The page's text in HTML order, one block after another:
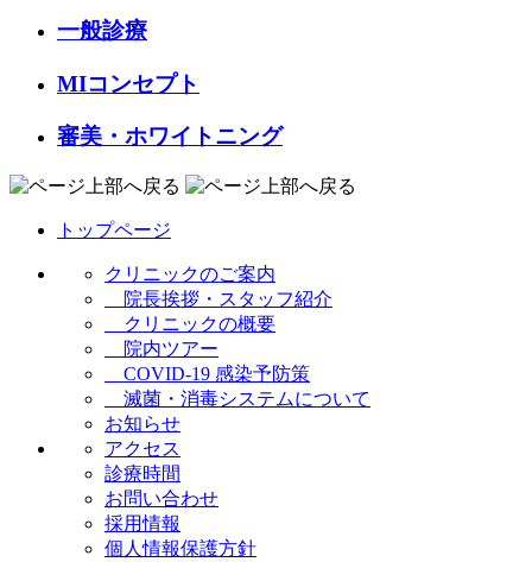
一般診療
MIコンセプト
審美・ホワイトニング
トップページ
クリニックのご案内
院長挨拶・スタッフ紹介
クリニックの概要
院内ツアー
COVID-19 感染予防策
滅菌・消毒システムについて
お知らせ
アクセス
診療時間
お問い合わせ
採用情報
個人情報保護方針